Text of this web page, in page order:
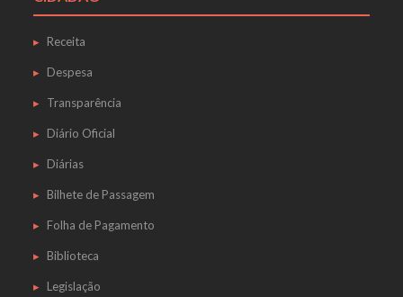
Receita
Despesa
Transparência
Diário Oficial
Diárias
Bilhete de Passagem
Folha de Pagamento
Biblioteca
Legislação